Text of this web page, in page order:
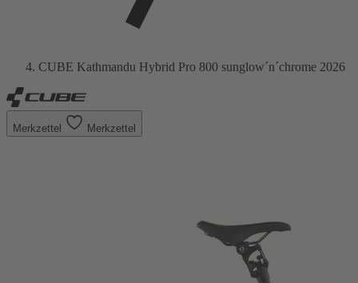
CUBE Kathmandu Hybrid Pro 800 sunglow´n´chrome 2026
Merkzettel Merkzettel